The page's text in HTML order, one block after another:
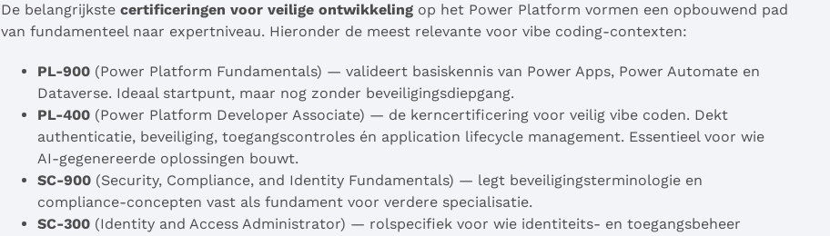
De belangrijkstecertificeringen voor veilige ontwikkeling op het Power Platform vormen een opbouwend pad
van fundamenteel naar expertniveau. Hieronder de meest relevante voor vibe coding-contexten:
PL-900 (Power Platform Fundamentals) — valideert basiskennis van Power Apps, Power Automate en
Dataverse. Ideaal startpunt, maar nog zonder beveiligingsdiepgang.
PL-400 (Power Platform Developer Associate) — de kerncertificering voor veilig vibe coden. Dekt
authenticatie, beveiliging, toegangscontroles én application lifecycle management. Essentieel voor wie
AI-gegenereerde oplossingen bouwt.
SC-900 (Security, Compliance, and Identity Fundamentals) — legt beveiligingsterminologie en
compliance-concepten vast als fundament voor verdere specialisatie.
SC-300 (Identity and Access Administrator) — rolspecifiek voor wie identiteits- en toegangsbeheer